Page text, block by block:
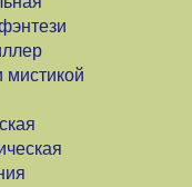
мистикой